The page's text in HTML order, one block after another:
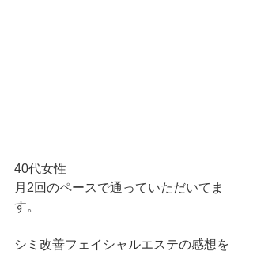
40代女性
月2回のペースで通っていただいてま
す。
シミ改善フェイシャルエステの感想を